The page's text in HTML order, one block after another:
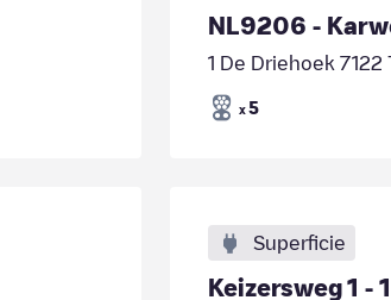
NL9206 -
1 De Driehoek 7122
x 5
Superficie
Keizersweg 1 - 1